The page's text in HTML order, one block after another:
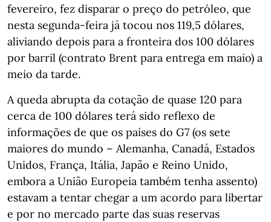
fevereiro, fez disparar o preço do petróleo, que
nesta segunda-feira já tocou nos 119,5 dólares,
aliviando depois para a fronteira dos 100 dólares
por barril (contrato Brent para entrega em maio) a
meio da tarde.
A queda abrupta da cotação de quase 120 para
cerca de 100 dólares terá sido reflexo de
informações de que os países do G7 (os sete
maiores do mundo – Alemanha, Canadá, Estados
Unidos, França, Itália, Japão e Reino Unido,
embora a União Europeia também tenha assento)
estavam a tentar chegar a um acordo para libertar
e por no mercado parte das suas reservas